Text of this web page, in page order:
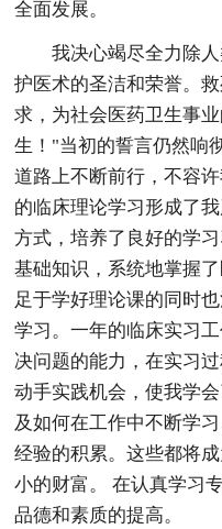
全面发展。
我决心竭尽全力除
护医术的圣洁和荣誉。
求，为社会医药卫生事
生！"当初的誓言仍然响
道路上不断前行，不容
的临床理论学习形成了
方式，培养了良好的学
基础知识，系统地掌握
足于学好理论课的同时
学习。一年的临床实习
决问题的能力，在实习
动手实践机会，使我学
及如何在工作中不断学
经验的积累。这些都将
小的财富。 在认真学习
品德和素质的提高。